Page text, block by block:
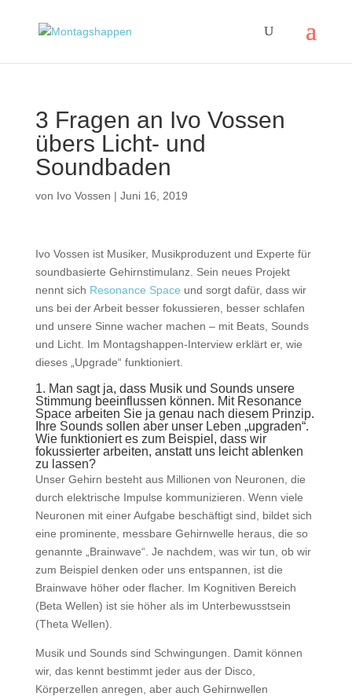
3 Fragen an Ivo Vossen
übers Licht- und
Soundbaden
von Ivo Vossen | Juni 16, 2019
Ivo Vossen ist Musiker, Musikproduzent und Experte für
soundbasierte Gehirnstimulanz. Sein neues Projekt
nennt sich Resonance Space und sorgt dafür, dass wir
uns bei der Arbeit besser fokussieren, besser schlafen
und unsere Sinne wacher machen – mit Beats, Sounds
und Licht. Im Montagshappen-Interview erklärt er, wie
dieses „Upgrade“ funktioniert.
1. Man sagt ja, dass Musik und Sounds unsere
Stimmung beeinflussen können. Mit Resonance
Space arbeiten Sie ja genau nach diesem Prinzip.
Ihre Sounds sollen aber unser Leben „upgraden“.
Wie funktioniert es zum Beispiel, dass wir
fokussierter arbeiten, anstatt uns leicht ablenken
zu lassen?
Unser Gehirn besteht aus Millionen von Neuronen, die
durch elektrische Impulse kommunizieren. Wenn viele
Neuronen mit einer Aufgabe beschäftigt sind, bildet sich
eine prominente, messbare Gehirnwelle heraus, die so
genannte „Brainwave“. Je nachdem, was wir tun, ob wir
zum Beispiel denken oder uns entspannen, ist die
Brainwave höher oder flacher. Im Kognitiven Bereich
(Beta Wellen) ist sie höher als im Unterbewusstsein
(Theta Wellen).
Musik und Sounds sind Schwingungen. Damit können
wir, das kennt bestimmt jeder aus der Disco,
Körperzellen anregen, aber auch Gehirnwellen